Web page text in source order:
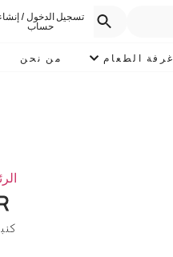
تسجيل الدخول /
حساب
غرفة الطعام من نحن